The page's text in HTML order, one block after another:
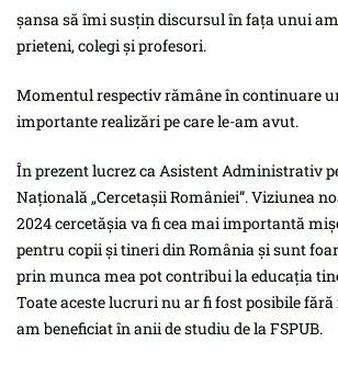
șansa să îmi susțin discursul în fața unui
prieteni, colegi și profesori.
Momentul respectiv rămâne în continuare
importante realizări pe care le-am avut.
În prezent lucrez ca Asistent Administrativ
Națională „Cercetașii României”. Viziunea
2024 cercetășia va fi cea mai importantă
pentru copii și tineri din România și sunt
prin munca mea pot contribui la educația
Toate aceste lucruri nu ar fi fost posibile
am beneficiat în anii de studiu de la FSPUB.